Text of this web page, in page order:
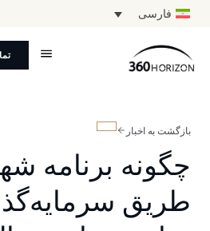
فارسی
بازگشت به اخبار
چگونه برنامه
طریق